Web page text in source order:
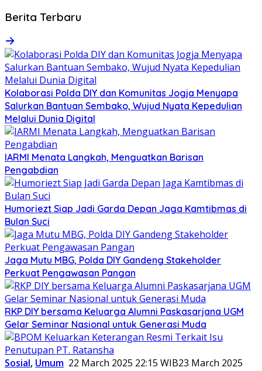
Berita Terbaru
Kolaborasi Polda DIY dan Komunitas Jogja Menyapa
Salurkan Bantuan Sembako, Wujud Nyata Kepedulian
Melalui Dunia Digital
IARMI Menata Langkah, Menguatkan Barisan
Pengabdian
Humoriezt Siap Jadi Garda Depan Jaga Kamtibmas di
Bulan Suci
Jaga Mutu MBG, Polda DIY Gandeng Stakeholder
Perkuat Pengawasan Pangan
RKP DIY bersama Keluarga Alumni Paskasarjana UGM
Gelar Seminar Nasional untuk Generasi Muda
Sosial, Umum 22 March 2025 22:15 WIB23 March 2025